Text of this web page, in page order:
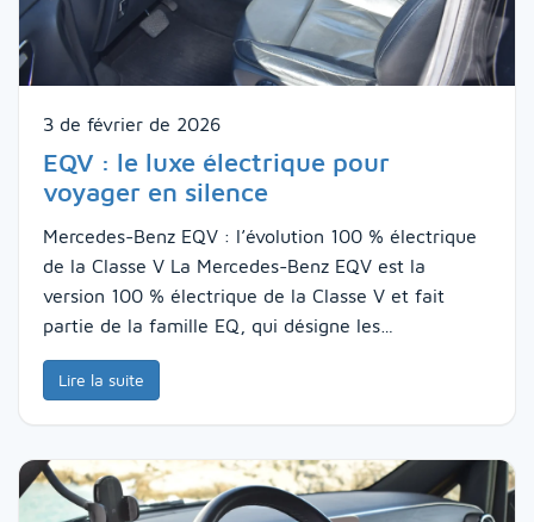
3 de février de 2026
EQV : le luxe électrique pour
voyager en silence
Mercedes-Benz EQV : l’évolution 100 % électrique
de la Classe V La Mercedes-Benz EQV est la
version 100 % électrique de la Classe V et fait
partie de la famille EQ, qui désigne les…
Lire la suite